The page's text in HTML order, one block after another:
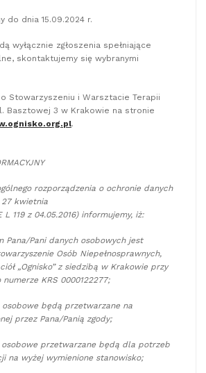
do dnia 15.09.2024 r.
wyłącznie zgłoszenia spełniające
skontaktujemy się wybranymi
Stowarzyszeniu i Warsztacie Terapii
Basztowej 3 w Krakowie na stronie
.
rozporządzenia o ochronie danych
kwietnia
L 119 z 04.05.2016) informujemy, iż:
Pana/Pani danych osobowych jest
Osób Niepełnosprawnych,
„Ognisko” z siedzibą w Krakowie przy
KRS 0000122277;
osobowe będą przetwarzane na
przez Pana/Panią zgody;
osobowe przetwarzane będą dla potrzeb
na wyżej wymienione stanowisko;